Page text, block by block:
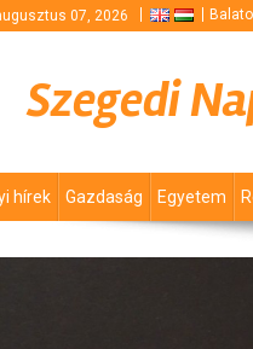
07, 2026
Szegedi
hírek Gazdaság Egyetem